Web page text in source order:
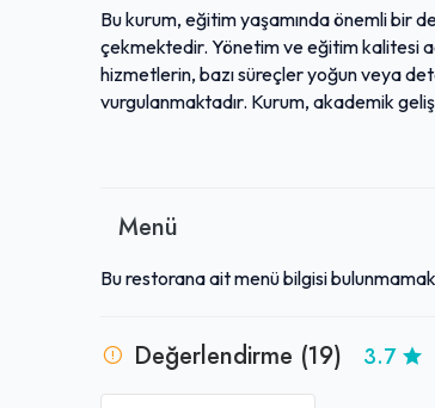
Bu kurum, eğitim yaşamında önemli bir
çekmektedir. Yönetim ve eğitim kalitesi
hizmetlerin, bazı süreçler yoğun veya
vurgulanmaktadır. Kurum, akademik
Geniş bir kullanıcı kitlesi tarafından
Menü
Bu restorana ait menü bilgisi
Değerlendirme (19) 3.7